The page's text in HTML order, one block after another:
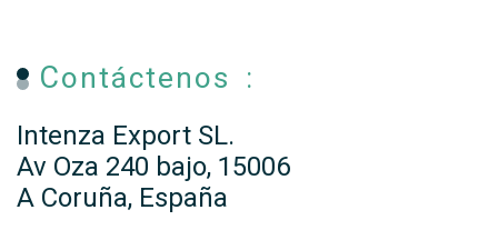
Contáctenos :
Intenza Export SL.
Av Oza 240 bajo, 15006
A Coruña, España